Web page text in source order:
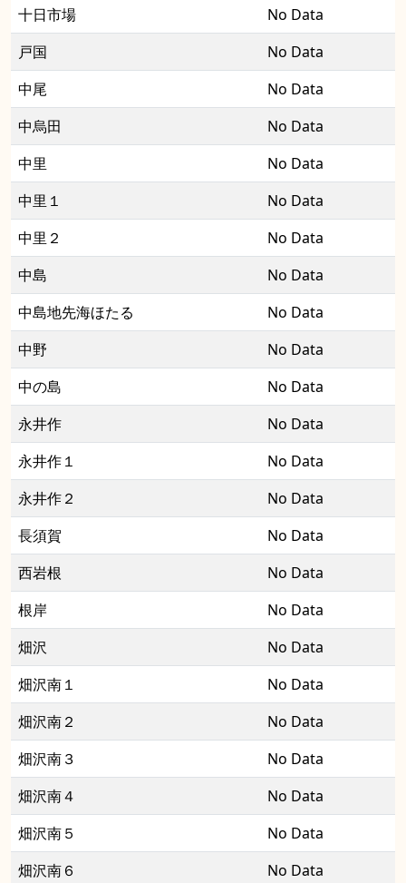
十日市場
No Data
戸国
No Data
中尾
No Data
中烏田
No Data
中里
No Data
中里１
No Data
中里２
No Data
中島
No Data
中島地先海ほたる
No Data
中野
No Data
中の島
No Data
永井作
No Data
永井作１
No Data
永井作２
No Data
長須賀
No Data
西岩根
No Data
根岸
No Data
畑沢
No Data
畑沢南１
No Data
畑沢南２
No Data
畑沢南３
No Data
畑沢南４
No Data
畑沢南５
No Data
畑沢南６
No Data